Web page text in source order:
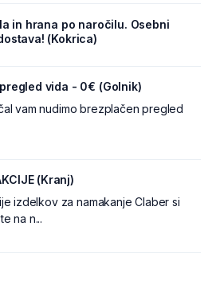
in hrana po naročilu. Osebni
(Kokrica)
vida - 0€ (Golnik)
vam nudimo brezplačen pregled
(Kranj)
izdelkov za namakanje Claber si
na n...